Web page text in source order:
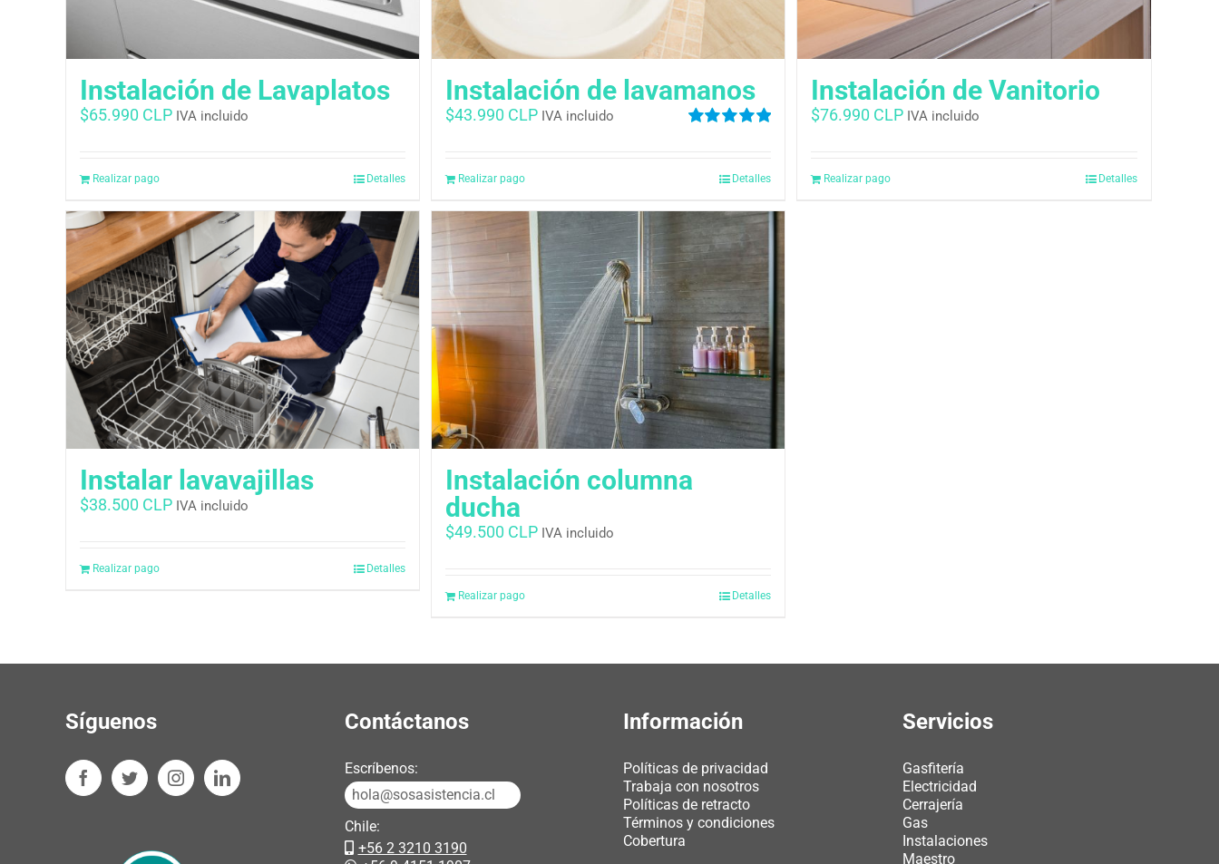
Instalación de Lavaplatos
$65.990 CLP IVA incluido
Realizar pago Detalles
Instalación de lavamanos
$43.990 CLP IVA incluido
Realizar pago Detalles
Instalación de Vanitorio
$76.990 CLP IVA incluido
Realizar pago Detalles
Instalar lavavajillas
$38.500 CLP IVA incluido
Realizar pago Detalles
Instalación columna
ducha
$49.500 CLP IVA incluido
Realizar pago Detalles
Síguenos Contáctanos
Escríbenos:
hola@sosasistencia.cl
Chile:
+56 2 3210 3190
Información
Políticas de privacidad
Trabaja con nosotros
Políticas de retracto
Términos y condiciones
Cobertura
Servicios
Gasfitería
Electricidad
Cerrajería
Gas
Instalaciones
Maestro